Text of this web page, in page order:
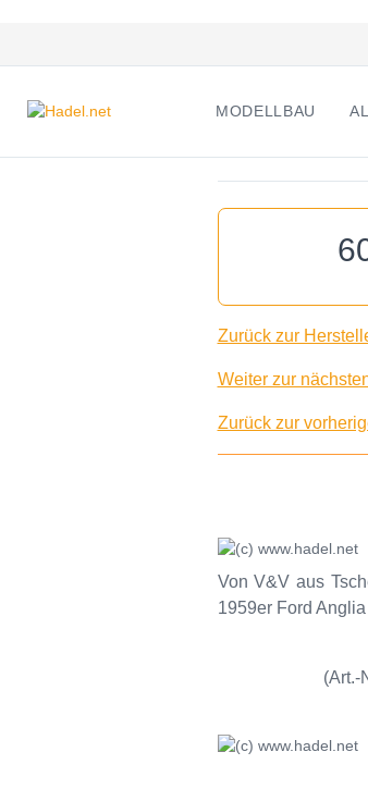
MODELLBAU
Zurück zur
Weiter zur
Zurück zur
Von V&V aus
1959er Ford
(Art.-